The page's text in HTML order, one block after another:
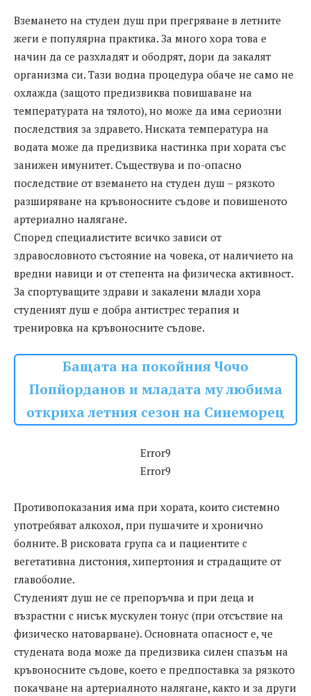
Вземането на студен душ при прегряване в летните
жеги е популярна практика. За много хора това е
начин да се разхладят и ободрят, дори да закалят
организма си. Тази водна процедура обаче не само не
охлажда (защото предизвиква повишаване на
температурата на тялото), но може да има сериозни
последствия за здравето. Ниската температура на
водата може да предизвика настинка при хората със
занижен имунитет. Съществува и по-опасно
последствие от вземането на студен душ – рязкото
разширяване на кръвоносните съдове и повишеното
артериално налягане.
Според специалистите всичко зависи от
здравословното състояние на човека, от наличието на
вредни навици и от степента на физическа активност.
За спортуващите здрави и закалени млади хора
студеният душ е добра антистрес терапия и
тренировка на кръвоносните съдове.
Бащата на покойния Чочо
Попйорданов и младата му любима
откриха летния сезон на Синеморец
Error9
Error9
Противопоказания има при хората, които системно
употребяват алкохол, при пушачите и хронично
болните. В рисковата група са и пациентите с
вегетативна дистония, хипертония и страдащите от
главоболие.
Студеният душ не се препоръчва и при деца и
възрастни с нисък мускулен тонус (при отсъствие на
физическо натоварване). Основната опасност е, че
студената вода може да предизвика силен спазъм на
кръвоносните съдове, което е предпоставка за рязкото
покачване на артериалното налягане, както и за други